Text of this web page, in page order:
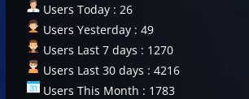
Users Today : 26
Users Yesterday : 49
Users Last 7 days : 1270
Users Last 30 days : 4216
Users This Month : 1783